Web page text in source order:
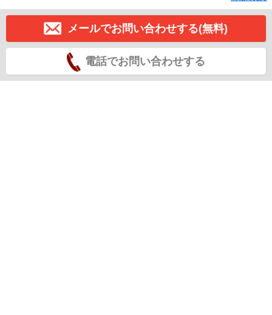
メールでお問い合わせする(無料)
電話でお問い合わせする